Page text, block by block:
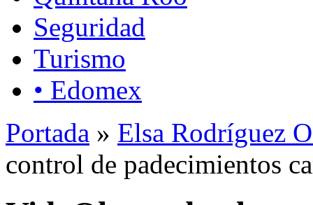
Seguridad
Turismo
• Edomex
Portada » Elsa Rodríguez
control de padecimientos